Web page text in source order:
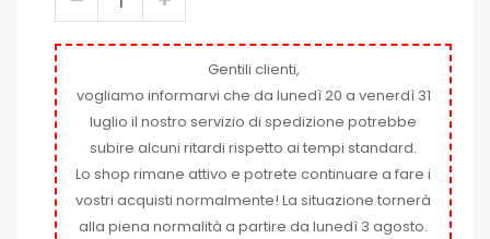
Gentili clienti,
vogliamo informarvi che da lunedì 20 a venerdì 31
luglio il nostro servizio di spedizione potrebbe
subire alcuni ritardi rispetto ai tempi standard.
Lo shop rimane attivo e potrete continuare a fare i
vostri acquisti normalmente! La situazione tornerà
alla piena normalità a partire da lunedì 3 agosto.